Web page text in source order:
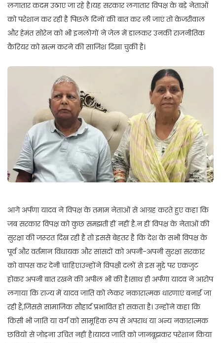
लगातार कदम उठाए जा रहे है।यह सरकार लगातार विपक्ष के बड़े नेताओं
को परेशान कर रही है पिछले दिनों की बात कर ली जाएं तो केजरीवाल
और हेमंत सोरेन को भी इनलोगों ने जेल में डालकर उनकी राजनीतिक
कैरियर को खत्म करने की साजिश दिखा चुकी है।
आगे अर्पणा यादव ने विपक्ष के तमाम नेताओं से आग्रह करते हुए कहा कि
जब सरकार विपक्ष को कुछ समझती हीं नहीं है.न हीं विपक्ष के नेताओं की
सुरक्षा की जरूरत दिख रही है तो इससे बेहतर है कि देश के सभी विपक्ष के
पूर्व और वर्तमान विधायक और सांसदों को अपनी-अपनी सुरक्षा सरकार
को वापस कर देनी चाहिए।उन्होंने विपक्षी दलों से इस मुद्दे पर एकजुट
होकर अपनी बात रखने की अपील भी की है।साथ ही अर्पणा यादव ने आरोप
लगाया कि राज्य में यादव जाति को लेकर नकारात्मक धारणाएं बनाई जा
रही हैं,जिससे सामाजिक सौहार्द प्रभावित हो सकता है। उन्होंने कहा कि
किसी भी जाति या वर्ग को सामूहिक रूप से अपराध या अन्य नकारात्मक
छवियों से जोड़ना उचित नहीं है।यादव जाति को जानबूझकर परेशान किया